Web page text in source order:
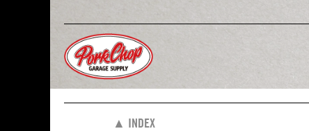
▲ INDEX